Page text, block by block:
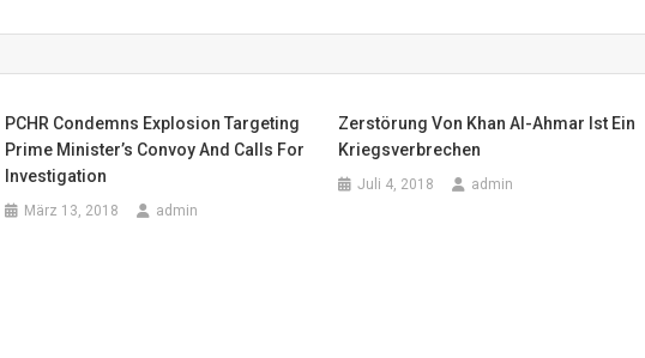
PCHR Condemns Explosion Targeting
Prime Minister’s Convoy And Calls For
Investigation
März 13, 2018 admin
Zerstörung Von Khan Al-Ahmar Ist Ein
Kriegsverbrechen
Juli 4, 2018 admin